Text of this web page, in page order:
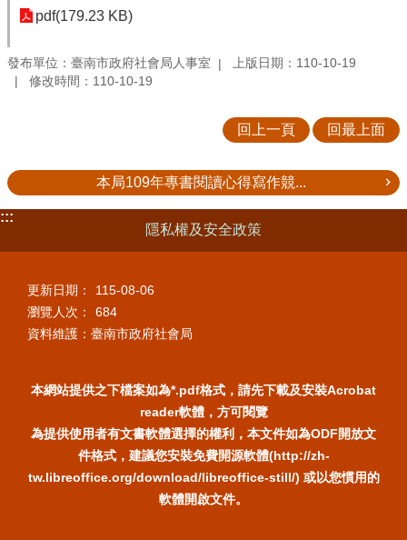
pdf(179.23 KB)
發布單位：臺南市政府社會局人事室
上版日期：110-10-19
修改時間：110-10-19
回上一頁 回最上面
本局109年專書閱讀心得寫作競...
:::
隱私權及安全政策
更新日期：
115-08-06
瀏覽人次：
684
資料維護：臺南市政府社會局
本網站提供之下檔案如為*.pdf格式，請先下載及安裝Acrobat
reader軟體，方可閱覽
為提供使用者有文書軟體選擇的權利，本文件如為ODF開放文
件格式，建議您安裝免費開源軟體(http://zh-
tw.libreoffice.org/download/libreoffice-still/) 或以您慣用的
軟體開啟文件。